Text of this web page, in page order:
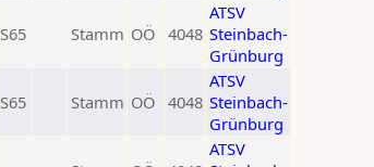
S65 Stamm OÖ 4048
ATSV
Steinbach-
Grünburg
S65 Stamm OÖ 4048
ATSV
Steinbach-
Grünburg
ATSV